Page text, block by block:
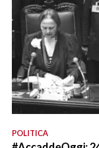
POLITICA